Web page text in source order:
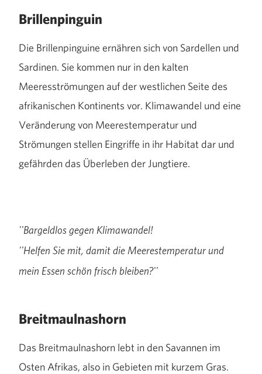
Brillenpinguin
Die Brillenpinguine ernähren sich von Sardellen und
Sardinen. Sie kommen nur in den kalten
Meeresströmungen auf der westlichen Seite des
afrikanischen Kontinents vor. Klimawandel und eine
Veränderung von Meerestemperatur und
Strömungen stellen Eingriffe in ihr Habitat dar und
gefährden das Überleben der Jungtiere.
''Bargeldlos gegen Klimawandel!
''Helfen Sie mit, damit die Meerestemperatur und
mein Essen schön frisch bleiben?''
Breitmaulnashorn
Das Breitmaulnashorn lebt in den Savannen im
Osten Afrikas, also in Gebieten mit kurzem Gras.